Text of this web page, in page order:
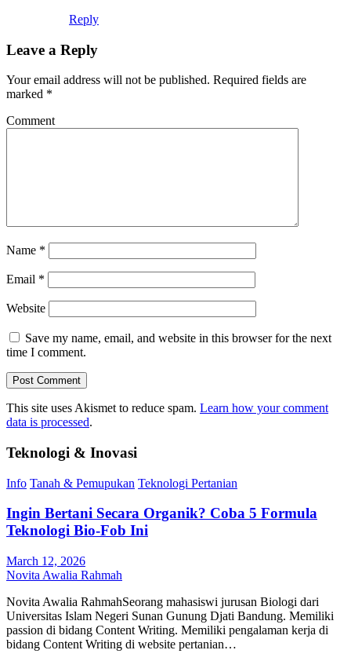
Reply
Leave a Reply
Your email address will not be published. Required fields are
marked *
Comment
Name *
Email *
Website
Save my name, email, and website in this browser for the next
time I comment.
This site uses Akismet to reduce spam. Learn how your comment
data is processed.
Teknologi & Inovasi
Info Tanah & Pemupukan Teknologi Pertanian
Ingin Bertani Secara Organik? Coba 5 Formula
Teknologi Bio-Fob Ini
March 12, 2026
Novita Awalia Rahmah
Novita Awalia RahmahSeorang mahasiswi jurusan Biologi dari
Universitas Islam Negeri Sunan Gunung Djati Bandung. Memiliki
passion di bidang Content Writing. Memiliki pengalaman kerja di
bidang Content Writing di website pertanian…